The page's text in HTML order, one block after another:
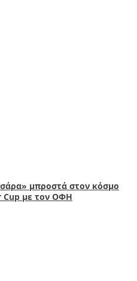
μπροστά στον κόσμο
Cup με τον ΟΦΗ